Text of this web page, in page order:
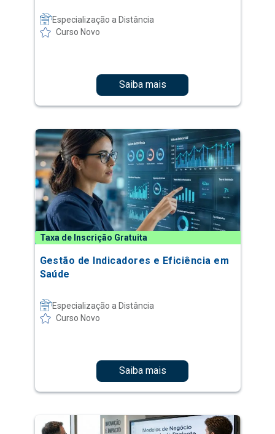
Especialização a Distância
Curso Novo
Saiba mais
Taxa de Inscrição Gratuita
Gestão de Indicadores e Eficiência em
Saúde
Especialização a Distância
Curso Novo
Saiba mais